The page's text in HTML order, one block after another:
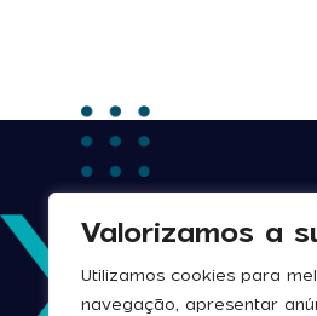
Valorizamos a
Utilizamos cookies para
navegação, apresentar